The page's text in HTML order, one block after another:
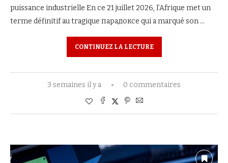
puissance industrielle En ce 21 juillet 2026, l’Afrique met un
terme définitif au tragique парадоксе qui a marqué son …
CONTINUEZ LA LECTURE
3 semaines il y a 0 commentaires